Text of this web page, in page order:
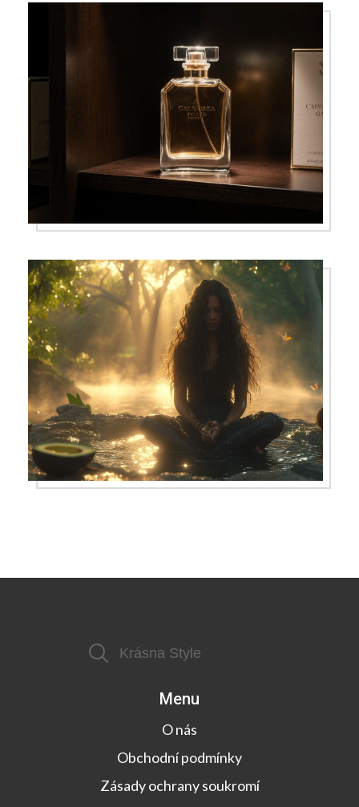
Menu
O nás
Obchodní podmínky
Zásady ochrany soukromí